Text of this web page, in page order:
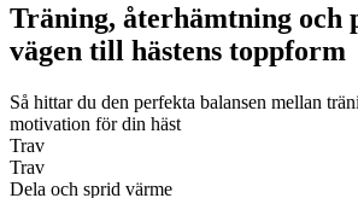
Träning, återhämtning och
vägen till hästens toppform
Så hittar du den perfekta balansen mellan
motivation för din häst
Trav
Trav
Dela och sprid värme